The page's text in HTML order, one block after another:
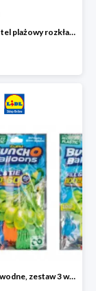
CRIVIT® Fotel plażowy rozkładany / Brodzik dziecięcy
Zuru Balony wodne, zestaw 3 wiązek -28%